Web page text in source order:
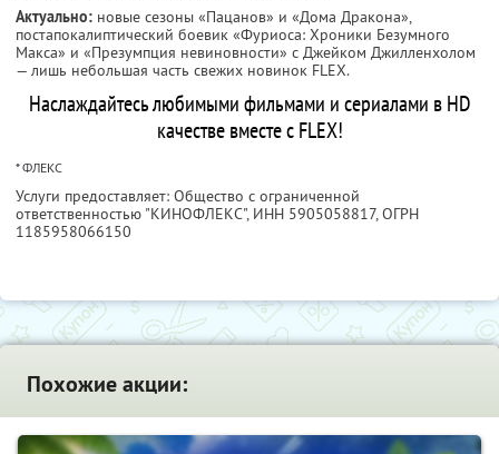
Актуально: новые сезоны «Пацанов» и «Дома Дракона»,
постапокалиптический боевик «Фуриоса: Хроники Безумного
Макса» и «Презумпция невиновности» с Джейком Джилленхолом
— лишь небольшая часть свежих новинок FLEX.
Наслаждайтесь любимыми фильмами и сериалами в HD
качестве вместе с FLEX!
* ФЛЕКС
Услуги предоставляет: Общество с ограниченной
ответственностью "КИНОФЛЕКС", ИНН 5905058817, ОГРН
1185958066150
Похожие акции: